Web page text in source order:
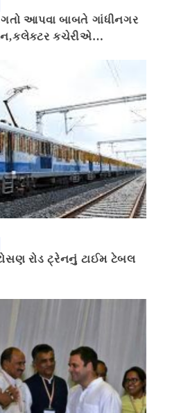
આપવા બાબતે ગાંધીનગર
કચેરીએ
રોડ ટ્રેનનું ટાઈમ ટેબલ